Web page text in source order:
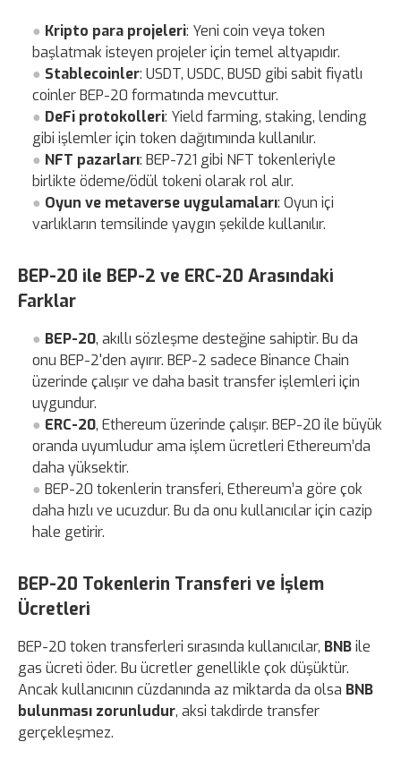
Kripto para projeleri: Yeni coin veya token
başlatmak isteyen projeler için temel altyapıdır.
Stablecoinler: USDT, USDC, BUSD gibi sabit fiyatlı
coinler BEP-20 formatında mevcuttur.
DeFi protokolleri: Yield farming, staking, lending
gibi işlemler için token dağıtımında kullanılır.
NFT pazarları: BEP-721 gibi NFT tokenleriyle
birlikte ödeme/ödül tokeni olarak rol alır.
Oyun ve metaverse uygulamaları: Oyun içi
varlıkların temsilinde yaygın şekilde kullanılır.
BEP-20 ile BEP-2 ve ERC-20 Arasındaki
Farklar
BEP-20, akıllı sözleşme desteğine sahiptir. Bu da
onu BEP-2'den ayırır. BEP-2 sadece Binance Chain
üzerinde çalışır ve daha basit transfer işlemleri için
uygundur.
ERC-20, Ethereum üzerinde çalışır. BEP-20 ile büyük
oranda uyumludur ama işlem ücretleri Ethereum’da
daha yüksektir.
BEP-20 tokenlerin transferi, Ethereum’a göre çok
daha hızlı ve ucuzdur. Bu da onu kullanıcılar için cazip
hale getirir.
BEP-20 Tokenlerin Transferi ve İşlem
Ücretleri
BEP-20 token transferleri sırasında kullanıcılar, BNBile
gas ücreti öder. Bu ücretler genellikle çok düşüktür.
Ancak kullanıcının cüzdanında az miktarda da olsa BNB
bulunması zorunludur, aksi takdirde transfer
gerçekleşmez.